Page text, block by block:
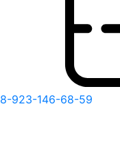
8-923-146-68-59